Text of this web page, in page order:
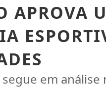
APROVA
em análise